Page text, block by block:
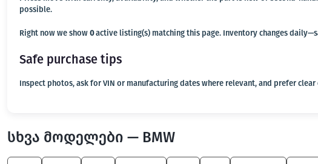
possible.
Right now we show 0active listing(s) matching this page. Inventory changes
Safe purchase tips
Inspect photos, ask for VIN or manufacturing dates where relevant, and prefer
სხვა მოდელები — BMW